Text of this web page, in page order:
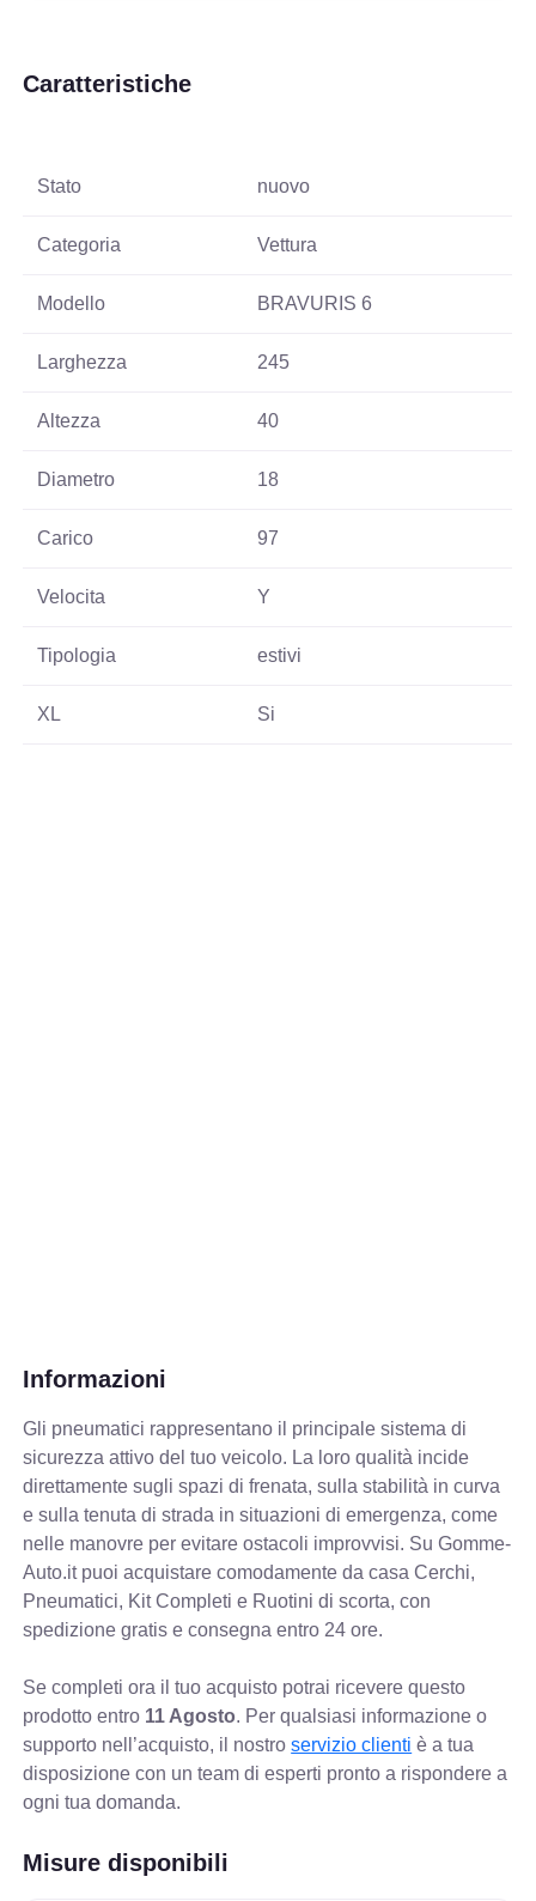
Caratteristiche
Stato nuovo
Categoria Vettura
Modello BRAVURIS 6
Larghezza 245
Altezza 40
Diametro 18
Carico 97
Velocita Y
Tipologia estivi
XL Si
Informazioni
Gli pneumatici rappresentano il principale sistema di
sicurezza attivo del tuo veicolo. La loro qualità incide
direttamente sugli spazi di frenata, sulla stabilità in curva
e sulla tenuta di strada in situazioni di emergenza, come
nelle manovre per evitare ostacoli improvvisi. Su Gomme-
Auto.it puoi acquistare comodamente da casa Cerchi,
Pneumatici, Kit Completi e Ruotini di scorta, con
spedizione gratis e consegna entro 24 ore.
Se completi ora il tuo acquisto potrai ricevere questo
prodotto entro 11 Agosto. Per qualsiasi informazione o
supporto nell’acquisto, il nostroservizio clienti è a tua
disposizione con un team di esperti pronto a rispondere a
ogni tua domanda.
Misure disponibili